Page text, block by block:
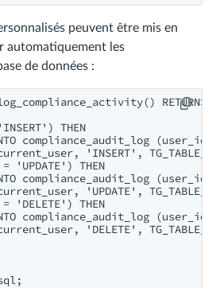
peuvent être mis en
les
de données :
log_compliance_activity() RETURNS
THEN
compliance_audit_log
'INSERT',
'UPDATE') THEN
compliance_audit_log
'UPDATE',
'DELETE') THEN
compliance_audit_log
'DELETE',